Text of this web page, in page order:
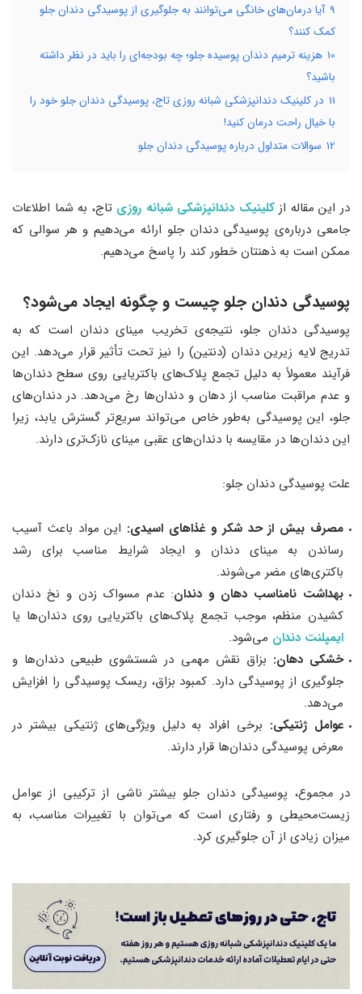
9 آیا درمان‌های خانگی می‌توانند به جلوگیری از پوسیدگی دندان جلو
کمک کنند؟
10 هزینه ترمیم دندان پوسیده جلو؛ چه بودجه‌ای را باید در نظر داشته
باشید؟
11 در کلینیک دندانپزشکی شبانه روزی تاج، پوسیدگی دندان جلو خود را
با خیال راحت درمان کنید!
12 سوالات متداول درباره پوسیدگی دندان جلو
در این مقاله ازکلینیک دندانپزشکی شبانه روزی تاج، به شما اطلاعات
جامعی درباره‌ی پوسیدگی دندان جلو ارائه می‌دهیم و هر سوالی که
ممکن است به ذهنتان خطور کند را پاسخ می‌دهیم.
پوسیدگی دندان جلو چیست و چگونه ایجاد می‌شود؟
پوسیدگی دندان جلو، نتیجه‌ی تخریب مینای دندان است که به
تدریج لایه‌ زیرین دندان (دنتین) را نیز تحت تأثیر قرار می‌دهد. این
فرآیند معمولاً به دلیل تجمع پلاک‌های باکتریایی روی سطح دندان‌ها
و عدم مراقبت مناسب از دهان و دندان‌ها رخ می‌دهد. در دندان‌های
جلو، این پوسیدگی به‌طور خاص می‌تواند سریع‌تر گسترش یابد، زیرا
این دندان‌ها در مقایسه با دندان‌های عقبی مینای نازک‌تری دارند.
علت پوسیدگی دندان جلو:
مصرف بیش از حد شکر و غذاهای اسیدی: این مواد باعث آسیب
رساندن به مینای دندان و ایجاد شرایط مناسب برای رشد
باکتری‌های مضر می‌شوند.
بهداشت نامناسب دهان و دندان: عدم مسواک زدن و نخ دندان
کشیدن منظم، موجب تجمع پلاک‌های باکتریایی روی دندان‌ها یا
ایمپلنت دندان می‌شود.
خشکی دهان: بزاق نقش مهمی در شستشوی طبیعی دندان‌ها و
جلوگیری از پوسیدگی دارد. کمبود بزاق، ریسک پوسیدگی را افزایش
می‌دهد.
عوامل ژنتیکی: برخی افراد به دلیل ویژگی‌های ژنتیکی بیشتر در
معرض پوسیدگی دندان‌ها قرار دارند.
در مجموع، پوسیدگی دندان جلو بیشتر ناشی از ترکیبی از عوامل
زیست‌محیطی و رفتاری است که می‌توان با تغییرات مناسب، به
میزان زیادی از آن جلوگیری کرد.